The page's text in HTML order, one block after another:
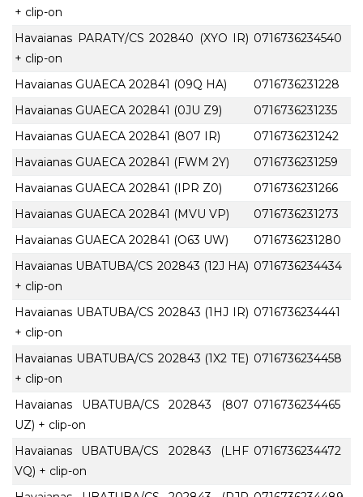
+ clip-on
Havaianas PARATY/CS 202840 (XYO IR)
+ clip-on
0716736234540
Havaianas GUAECA 202841 (09Q HA)
0716736231228
Havaianas GUAECA 202841 (0JU Z9)
0716736231235
Havaianas GUAECA 202841 (807 IR)
0716736231242
Havaianas GUAECA 202841 (FWM 2Y)
0716736231259
Havaianas GUAECA 202841 (IPR Z0)
0716736231266
Havaianas GUAECA 202841 (MVU VP)
0716736231273
Havaianas GUAECA 202841 (O63 UW)
0716736231280
Havaianas UBATUBA/CS 202843 (12J HA)
+ clip-on
0716736234434
Havaianas UBATUBA/CS 202843 (1HJ IR)
+ clip-on
0716736234441
Havaianas UBATUBA/CS 202843 (1X2 TE)
+ clip-on
0716736234458
Havaianas UBATUBA/CS 202843 (807
UZ) + clip-on
0716736234465
Havaianas UBATUBA/CS 202843 (LHF
VQ) + clip-on
0716736234472